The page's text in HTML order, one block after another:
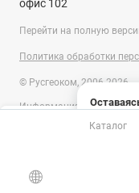
на
офис 102
Перейти на полную
Политика обработки
© Русгеоком, 2006-2026
Информация на сайте
публичной офертой,
Гражданского кодекса
изменены
Уточняйте информацию
Каталог